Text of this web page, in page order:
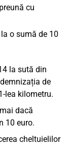
cu
o sumă de 10
la sută din
de
lea kilometru.
dacă
10 euro.
cheltuielilor